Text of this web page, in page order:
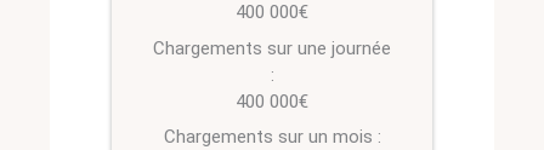
400 000€
Chargements sur une journée
:
400 000€
Chargements sur un mois :